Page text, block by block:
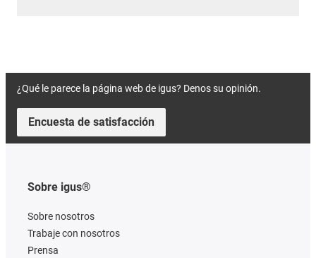
¿Qué le parece la página web de igus? Denos su opinión.
Encuesta de satisfacción
Sobre igus®
Sobre nosotros
Trabaje con nosotros
Prensa